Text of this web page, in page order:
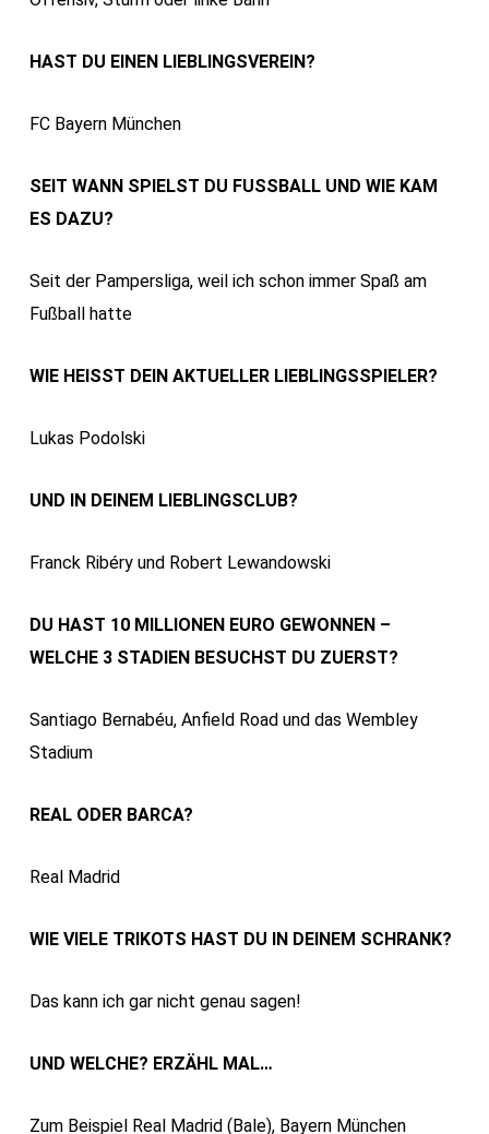
HAST DU EINEN LIEBLINGSVEREIN?
FC Bayern München
SEIT WANN SPIELST DU FUSSBALL UND WIE KAM
ES DAZU?
Seit der Pampersliga, weil ich schon immer Spaß am
Fußball hatte
WIE HEISST DEIN AKTUELLER LIEBLINGSSPIELER?
Lukas Podolski
UND IN DEINEM LIEBLINGSCLUB?
Franck Ribéry und Robert Lewandowski
DU HAST 10 MILLIONEN EURO GEWONNEN –
WELCHE 3 STADIEN BESUCHST DU ZUERST?
Santiago Bernabéu, Anfield Road und das Wembley
Stadium
REAL ODER BARCA?
Real Madrid
WIE VIELE TRIKOTS HAST DU IN DEINEM SCHRANK?
Das kann ich gar nicht genau sagen!
UND WELCHE? ERZÄHL MAL…
Zum Beispiel Real Madrid (Bale), Bayern München